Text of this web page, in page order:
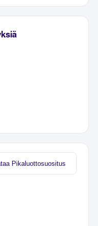
Pikaluottosuositus